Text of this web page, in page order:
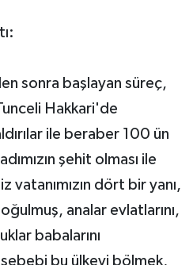
sonra başlayan süreç,
Hakkari'de
ile beraber 100 ün
şehit olması ile
dört bir yanı,
analar evlatlarını,
babalarını
bu ülkeyi bölmek,